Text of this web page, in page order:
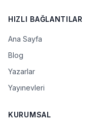
HIZLI BAĞLANTILAR
Ana Sayfa
Blog
Yazarlar
Yayınevleri
KURUMSAL